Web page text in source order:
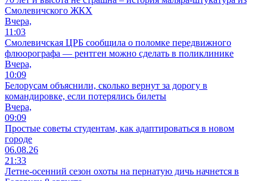
Смолевичского ЖКХ
Вчера,
11:03
Смолевичская ЦРБ сообщила о поломке передвижного
флюорографа — рентген можно сделать в поликлинике
Вчера,
10:09
Белорусам объяснили, сколько вернут за дорогу в
командировке, если потерялись билеты
Вчера,
09:09
Простые советы студентам, как адаптироваться в новом
городе
06.08.26
21:33
Летне-осенний сезон охоты на пернатую дичь начнется в